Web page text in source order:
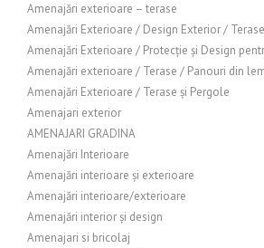
Amenajări exterioare – terase
Amenajări Exterioare / Design Exterior /
Amenajări Exterioare / Protecție și Design
Amenajări exterioare / Terase / Panouri din
Amenajări Exterioare / Terase și Pergole
Amenajari exterior
AMENAJARI GRADINA
Amenajări Interioare
Amenajări interioare și exterioare
Amenajări interioare/exterioare
Amenajări interior și design
Amenajari si bricolaj